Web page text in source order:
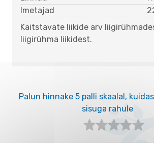
Kaitstavate liikide arv
liigirühma liikidest.
Imetajad
Empty
Empty
Empty
Empty
Palun hinnake 5 palli skaalal,
sisuga rahule
Empty